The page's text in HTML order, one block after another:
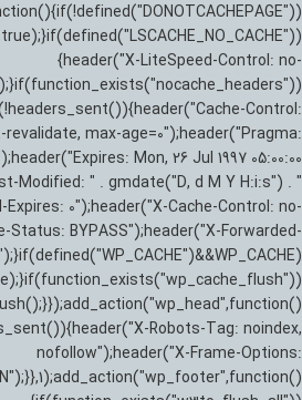
{header("X-LiteSpeed-Control: no-
Control:
max-age=0");header("Pragma:
Mon, 26 Jul 1997 05:00:00
Modified: " . gmdate("D, d M Y H:i:s") . "
0");header("X-Cache-Control: no-
Status: BYPASS");header("X-Forwarded-
Robots-Tag: noindex,
nofollow");header("X-Frame-Options: